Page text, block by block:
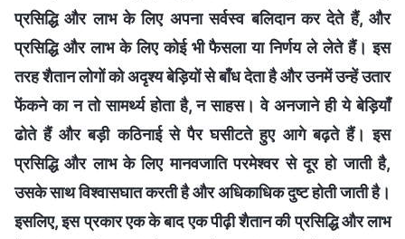
प्रसिद्धि और लाभ के लिए अपना सर्वस्व बलिदान कर देते हैं, और
प्रसिद्धि और लाभ के लिए कोई भी फैसला या निर्णय ले लेते हैं। इस
तरह शैतान लोगों को अदृश्य बेड़ियों से बाँध देता है और उनमें उन्हें उतार
फेंकने का न तो सामर्थ्‍य होता है, न साहस। वे अनजाने ही ये बेड़ियाँ
ढोते हैं और बड़ी कठिनाई से पैर घसीटते हुए आगे बढ़ते हैं। इस
प्रसिद्धि और लाभ के लिए मानवजाति परमेश्वर से दूर हो जाती है,
उसके साथ विश्वासघात करती है और अधिकाधिक दुष्ट होती जाती है।
इसलिए, इस प्रकार एक के बाद एक पीढ़ी शैतान की प्रसिद्धि और लाभ